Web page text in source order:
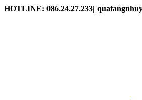
HOTLINE: 086.24.27.233|